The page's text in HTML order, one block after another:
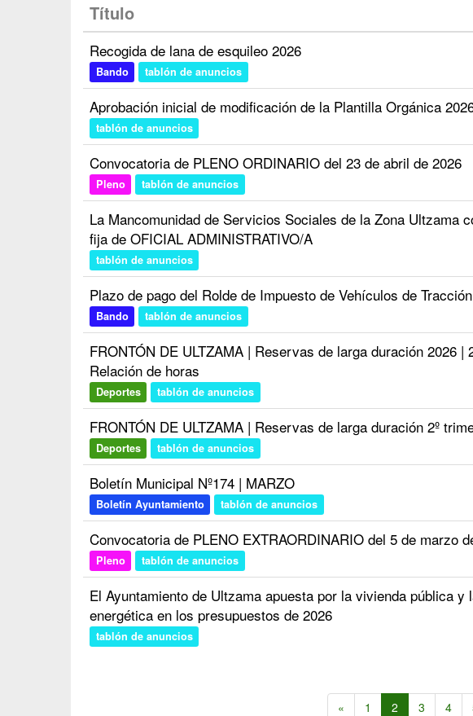
Título
Recogida de lana de esquileo 2026
Bando tablón de anuncios
Aprobación inicial de modificación de la Plantilla Orgánica
tablón de anuncios
Convocatoria de PLENO ORDINARIO del 23 de abril de 2026
Pleno tablón de anuncios
La Mancomunidad de Servicios Sociales de la Zona Ultzama
fija de OFICIAL ADMINISTRATIVO/A
tablón de anuncios
Plazo de pago del Rolde de Impuesto de Vehículos de
Bando tablón de anuncios
FRONTÓN DE ULTZAMA | Reservas de larga duración 2026 |
Relación de horas
Deportes tablón de anuncios
FRONTÓN DE ULTZAMA | Reservas de larga duración 2º
Deportes tablón de anuncios
Boletín Municipal Nº174 | MARZO
Boletín Ayuntamiento tablón de anuncios
Convocatoria de PLENO EXTRAORDINARIO del 5 de marzo
Pleno tablón de anuncios
El Ayuntamiento de Ultzama apuesta por la vivienda pública y
energética en los presupuestos de 2026
tablón de anuncios
« 1 2 3 4